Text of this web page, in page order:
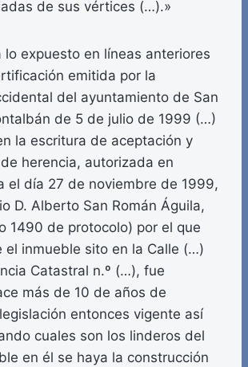
de sus vértices (…).»
lo expuesto en líneas anteriores
emitida por la
del ayuntamiento de San
de 5 de julio de 1999 (…)
la escritura de aceptación y
herencia, autorizada en
el día 27 de noviembre de 1999,
D. Alberto San Román Águila,
1490 de protocolo) por el que
el inmueble sito en la Calle (…)
Catastral n.º (…), fue
más de 10 de años de
entonces vigente así
cuales son los linderos del
en él se haya la construcción